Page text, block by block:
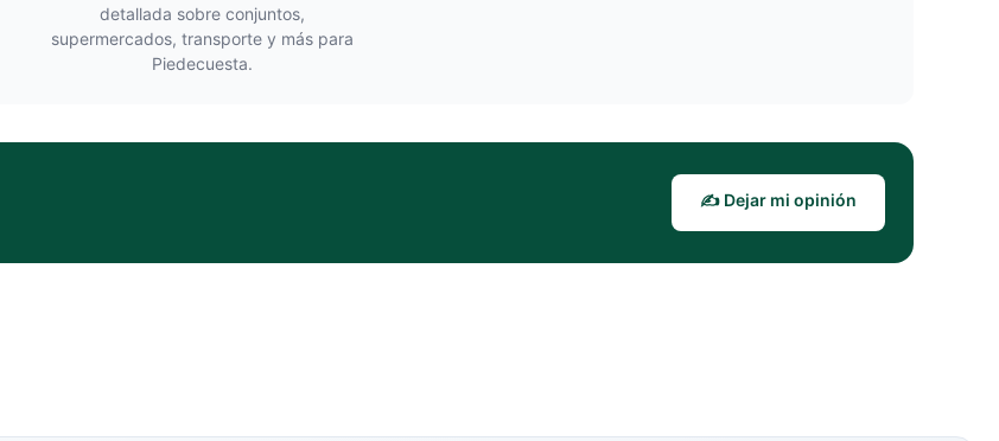
detallada sobre conjuntos,
supermercados, transporte y más para
Piedecuesta.
✍️ Dejar mi opinión